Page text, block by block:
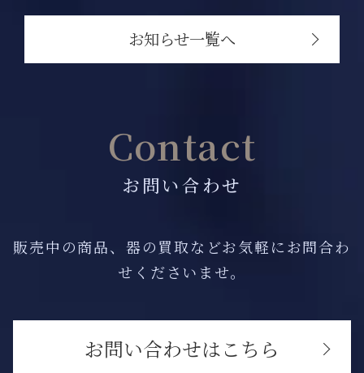
お知らせ一覧へ
Contact
お問い合わせ
販売中の商品、器の買取などお気軽にお問合わ
せくださいませ。
お問い合わせはこちら